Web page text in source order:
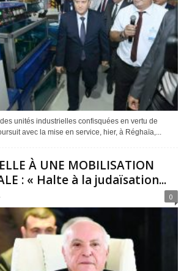
unités industrielles confisquées en vertu de
avec la mise en service, hier, à Réghaïa,...
À UNE MOBILISATION
: « Halte à la judaïsation...
0